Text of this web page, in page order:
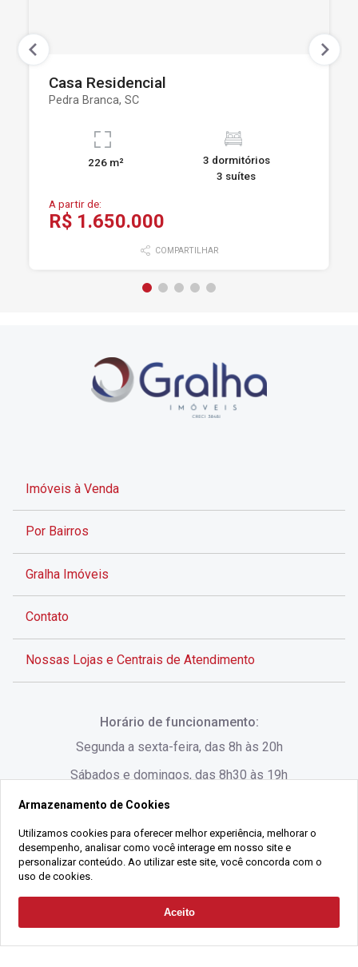
Solicitar Contato
Casa Residencial
Pedra Branca, SC
226 m²
3 dormitórios
3 suítes
A partir de:
R$ 1.650.000
COMPARTILHAR
Imóveis à Venda
Por Bairros
Gralha Imóveis
Contato
Nossas Lojas e Centrais de Atendimento
Rua Lauro Linhares, 1080 - Trindade, Florianópolis -
SC
(48) 3220-1045
Alameda César Nascimento, 549, Salas 1, 2 e 3 -
Jurerê, - Florianópolis - SC
Horário de funcionamento:
Segunda a sexta-feira, das 8h às 20h
Sábados e domingos, das 8h30 às 19h
2021 Copyright - Gralha Imóveis CRECI 008060/O - Todos os direitos
CNPJ:18.091.083/0001-37
Armazenamento de Cookies
Utilizamos cookies para oferecer melhor experiência, melhorar o
desempenho, analisar como você interage em nosso site e
personalizar conteúdo. Ao utilizar este site, você concorda com o
uso de cookies.
Aceito